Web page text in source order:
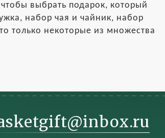
выбрать подарок, который
набор чая и чайник, набор
только некоторые из множества